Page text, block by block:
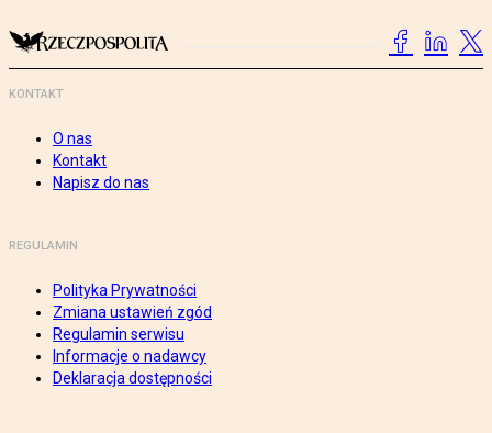
KONTAKT
O nas
Kontakt
Napisz do nas
REGULAMIN
Polityka Prywatności
Zmiana ustawień zgód
Regulamin serwisu
Informacje o nadawcy
Deklaracja dostępności